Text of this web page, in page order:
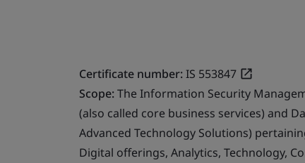
Certificate number:IS 553847
Scope:The Information Security
(also called core business services) and
Advanced Technology Solutions)
Digital offerings, Analytics, Technology,